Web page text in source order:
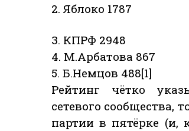
2. Яблоко 1787
3. КПРФ 2948
4. М.Арбатова 867
5. Б.Немцов 488[1]
Рейтинг чётко
сетевого сообщества,
партии в пятёрке (и,